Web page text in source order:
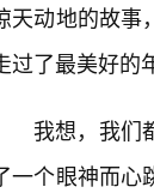
天动地的故事
过了最美好的
我想，我们
一个眼神而心